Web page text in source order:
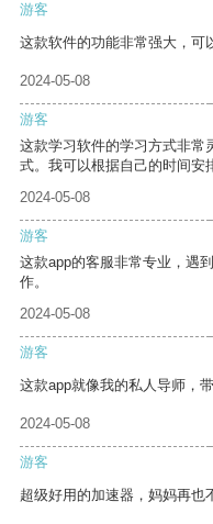
游客
这款软件的功能非常强大，可
2024-05-08
游客
这款学习软件的学习方式非常
式。我可以根据自己的时间安
2024-05-08
游客
这款app的客服非常专业，遇
作。
2024-05-08
游客
这款app就像我的私人导师，
2024-05-08
游客
超级好用的加速器，妈妈再也